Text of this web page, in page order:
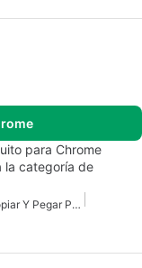
para Chrome
la categoría de
Mejor Extensión De Copiar Y Pegar Para Chrome